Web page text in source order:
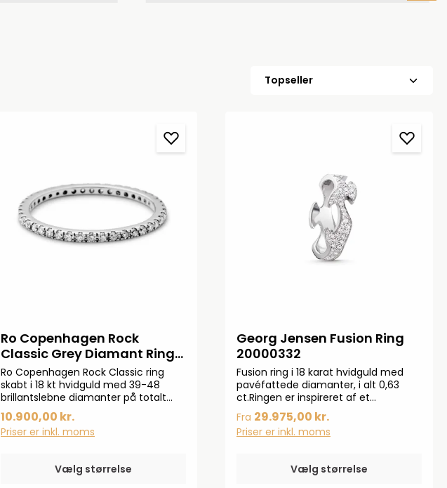
Ro Copenhagen Rock
Classic Grey Diamant Ring
R110W102
Ro Copenhagen Rock Classic ring
skabt i 18 kt hvidguld med 39-48
brillantslebne diamanter på totalt
0,312-0,384 ct. Ring profil 1,7 mm.
10.900,00 kr.
Priser er inkl. moms
Vælg størrelse
Georg Jensen Fusion Ring
20000332
Fusion ring i 18 karat hvidguld med
pavéfattede diamanter, i alt 0,63
ct.Ringen er inspireret af et
snedækket landskab.Kombiner ringen
med en af de andre Fusion ringe og
skab dit helt unikke design.
Fra 29.975,00 kr.
Priser er inkl. moms
Vælg størrelse